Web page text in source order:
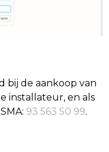
bij de aankoop van
installateur, en als
93 563 50 99.